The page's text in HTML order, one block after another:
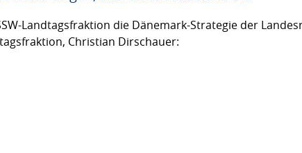
Landtagsfraktion die Dänemark-Strategie der
Christian Dirschauer: